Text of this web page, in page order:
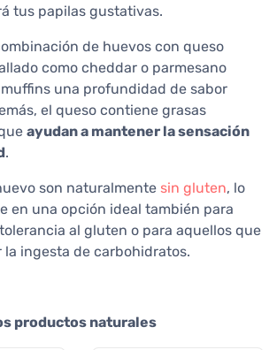
tus papilas gustativas.
de huevos con queso
como cheddar o parmesano
una profundidad de sabor
el queso contiene grasas
ayudan a mantener la sensación
.
son naturalmente sin gluten, lo
en una opción ideal también para
al gluten o para aquellos que
ingesta de carbohidratos.
productos naturales